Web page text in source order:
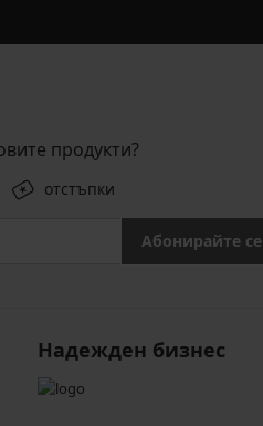
продукти?
отстъпки
Абонирайте се
Надежден бизнес